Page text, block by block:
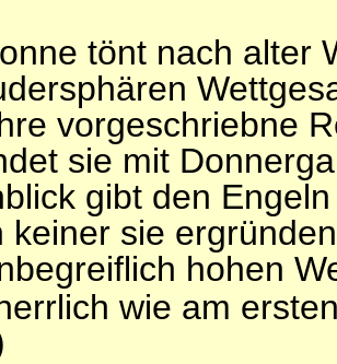
tönt nach alter
vorgeschriebne
sie mit
gibt den Engeln
sie
hohen
wie am